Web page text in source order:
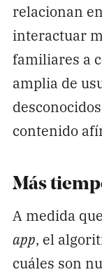
relacionan
interactuar
familiares a
amplia de
contenido
Más
A medida
app, el
cuáles son